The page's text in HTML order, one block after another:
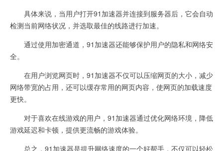
具体来说，当用户打开91加速器并连接到服务器后，它会自动
检测当前网络状况，并选取最佳的线路进行加速。
通过使用加密通道，91加速器还能够保护用户的隐私和网络安
全。
在用户浏览网页时，91加速器不仅可以压缩网页的大小，减少
网络带宽的占用，还可以缓存常用的网页内容，使网页的加载速度
更快。
对于喜欢在线游戏的用户，91加速器通过优化网络环境，降低
游戏延迟和卡顿，提供更流畅的游戏体验。
总之，91加速器是提升网络速度的一个好帮手，不仅可以轻松